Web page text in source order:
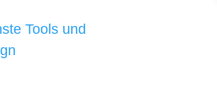
Tools und